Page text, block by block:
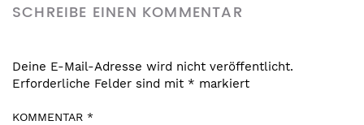
SCHREIBE EINEN KOMMENTAR
Deine E-Mail-Adresse wird nicht veröffentlicht.
Erforderliche Felder sind mit * markiert
KOMMENTAR *